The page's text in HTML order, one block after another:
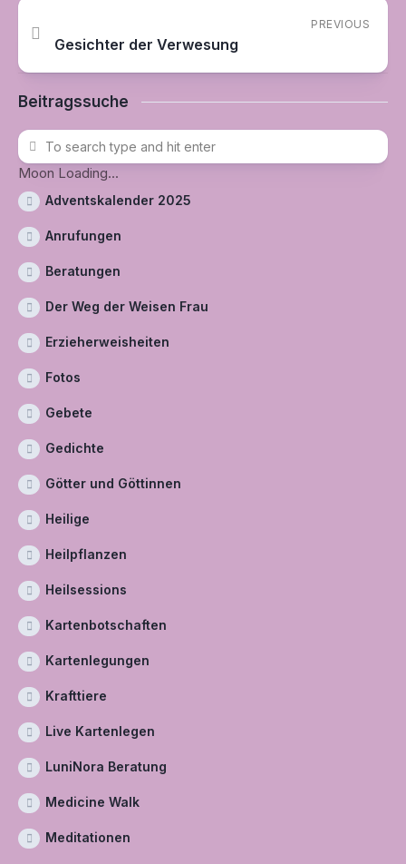
PREVIOUS
Gesichter der Verwesung
Beitragssuche
Moon Loading...
Adventskalender 2025
Anrufungen
Beratungen
Der Weg der Weisen Frau
Erzieherweisheiten
Fotos
Gebete
Gedichte
Götter und Göttinnen
Heilige
Heilpflanzen
Heilsessions
Kartenbotschaften
Kartenlegungen
Krafttiere
Live Kartenlegen
LuniNora Beratung
Medicine Walk
Meditationen